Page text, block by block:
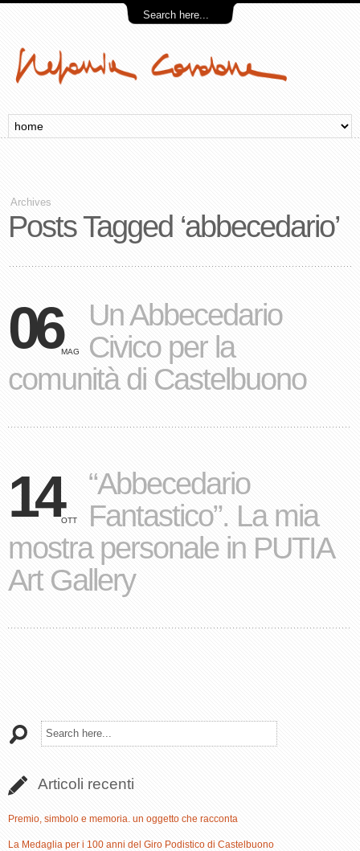
Archives
Posts Tagged ‘abbecedario’
06MAG
Un Abbecedario
Civico per la
comunità di Castelbuono
14OTT
“Abbecedario
Fantastico”. La mia
mostra personale in PUTIA
Art Gallery
Articoli recenti
Premio, simbolo e memoria. un oggetto che racconta
La Medaglia per i 100 anni del Giro Podistico di Castelbuono